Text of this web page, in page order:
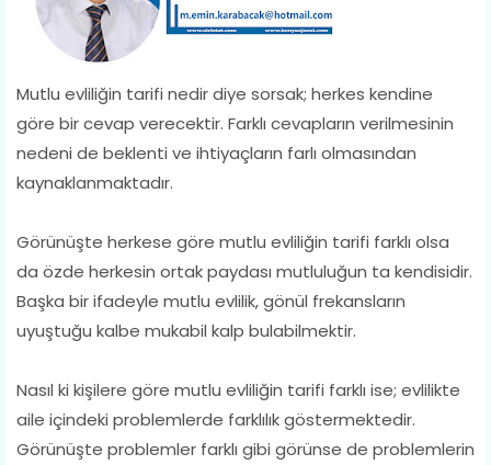
Mutlu evliliğin tarifi nedir diye sorsak; herkes kendine
göre bir cevap verecektir. Farklı cevapların verilmesinin
nedeni de beklenti ve ihtiyaçların farlı olmasından
kaynaklanmaktadır.
Görünüşte herkese göre mutlu evliliğin tarifi farklı olsa
da özde herkesin ortak paydası mutluluğun ta kendisidir.
Başka bir ifadeyle mutlu evlilik, gönül frekansların
uyuştuğu kalbe mukabil kalp bulabilmektir.
Nasıl ki kişilere göre mutlu evliliğin tarifi farklı ise; evlilikte
aile içindeki problemlerde farklılık göstermektedir.
Görünüşte problemler farklı gibi görünse de problemlerin